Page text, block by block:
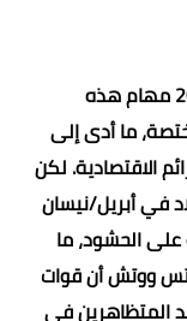
يحدد قانون القوات الدعم السريع لعام 2017 مهام هذه
ما أدى إلى
الاقتصادية. لكن
في أبريل/نيسان
على الحشود، ما
ووتش أن قوات
المتظاهرين في